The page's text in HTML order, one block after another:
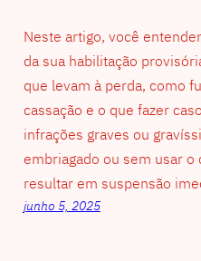
Neste artigo, você
da sua habilitação
que levam à perda, como
cassação e o que fazer
infrações graves ou
embriagado ou sem usar
resultar em suspensão
junho 5, 2025